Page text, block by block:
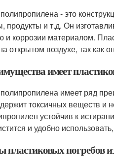
- это
продукты и т.д. Он
и коррозии материалом.
открытом воздухе, так
имеет
имеет ряд
токсичных веществ
устойчив к
и удобно
пластиковых погребов